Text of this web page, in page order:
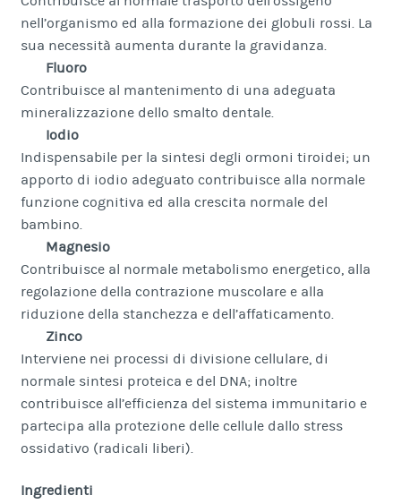
nell’organismo ed alla formazione dei globuli rossi. La
sua necessità aumenta durante la gravidanza.
Fluoro
Contribuisce al mantenimento di una adeguata
mineralizzazione dello smalto dentale.
Iodio
Indispensabile per la sintesi degli ormoni tiroidei; un
apporto di iodio adeguato contribuisce alla normale
funzione cognitiva ed alla crescita normale del
bambino.
Magnesio
Contribuisce al normale metabolismo energetico, alla
regolazione della contrazione muscolare e alla
riduzione della stanchezza e dell’affaticamento.
Zinco
Interviene nei processi di divisione cellulare, di
normale sintesi proteica e del DNA; inoltre
contribuisce all’efficienza del sistema immunitario e
partecipa alla protezione delle cellule dallo stress
ossidativo (radicali liberi).
Ingredienti